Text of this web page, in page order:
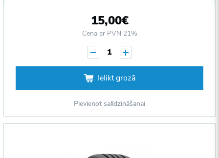
15,00€
Cena ar PVN 21%
1
Ielikt grozā
Pievienot salīdzināšanai